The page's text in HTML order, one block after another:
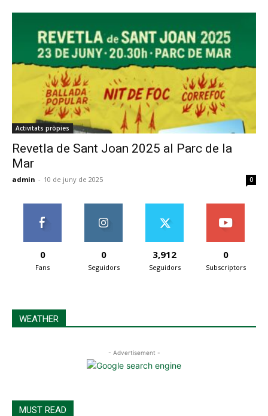
Activitats pròpies
Revetla de Sant Joan 2025 al Parc de la
Mar
admin - 10 de juny de 2025 0
0
Fans
0
Seguidors
3,912
Seguidors
0
Subscriptors
WEATHER
- Advertisement -
MUST READ